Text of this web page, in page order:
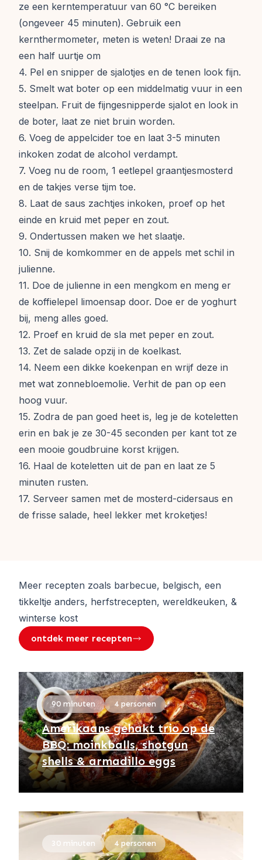
ze een kerntemperatuur van 60 °C bereiken
(ongeveer 45 minuten). Gebruik een
kernthermometer, meten is weten! Draai ze na
een half uurtje om
4. Pel en snipper de sjalotjes en de tenen look fijn.
5. Smelt wat boter op een middelmatig vuur in een
steelpan. Fruit de fijngesnipperde sjalot en look in
de boter, laat ze niet bruin worden.
6. Voeg de appelcider toe en laat 3-5 minuten
inkoken zodat de alcohol verdampt.
7. Voeg nu de room, 1 eetlepel graantjesmosterd
en de takjes verse tijm toe.
8. Laat de saus zachtjes inkoken, proef op het
einde en kruid met peper en zout.
9. Ondertussen maken we het slaatje.
10. Snij de komkommer en de appels met schil in
julienne.
11. Doe de julienne in een mengkom en meng er
de koffielepel limoensap door. Doe er de yoghurt
bij, meng alles goed.
12. Proef en kruid de sla met peper en zout.
13. Zet de salade opzij in de koelkast.
14. Neem een dikke koekenpan en wrijf deze in
met wat zonnebloemolie. Verhit de pan op een
hoog vuur.
15. Zodra de pan goed heet is, leg je de koteletten
erin en bak je ze 30-45 seconden per kant tot ze
een mooie goudbruine korst krijgen.
16. Haal de koteletten uit de pan en laat ze 5
minuten rusten.
17. Serveer samen met de mosterd-cidersaus en
de frisse salade, heel lekker met kroketjes!
Meer recepten zoals barbecue, belgisch, een
tikkeltje anders, herfstrecepten, wereldkeuken, &
winterse kost
ontdek meer recepten
90 minuten 4 personen
Amerikaans gehakt trio op de
BBQ: moinkballs, shotgun
shells & armadillo eggs
30 minuten 4 personen